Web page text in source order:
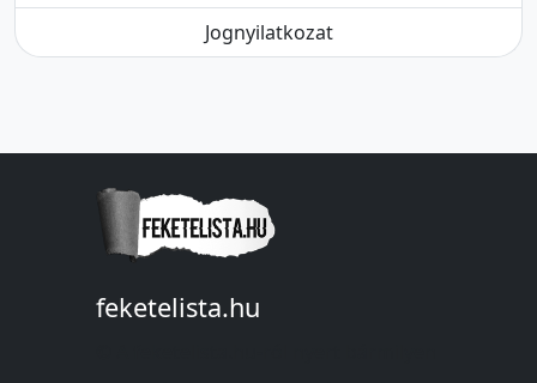
Jognyilatkozat
feketelista.hu